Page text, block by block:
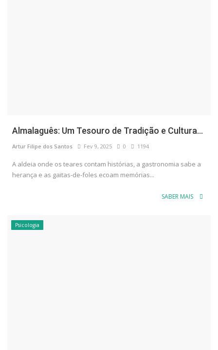
Almalaguês: Um Tesouro de Tradição e Cultura...
Artur Filipe dos Santos Fev 9, 2025 0 1194
A aldeia onde os teares contam histórias, a gastronomia sabe a
herança e as gaitas-de-foles ecoam memórias...
SABER MAIS
Psicologia